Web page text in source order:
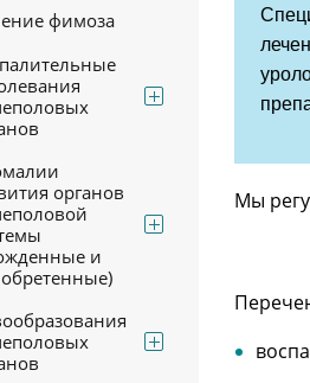
фимоза
органов
и
Мы